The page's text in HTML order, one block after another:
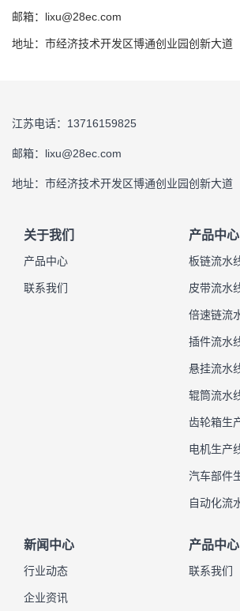
邮箱：lixu@28ec.com
地址：市经济技术开发区博通创业园创新大道
江苏电话：13716159825
邮箱：lixu@28ec.com
地址：市经济技术开发区博通创业园创新大道
关于我们
产品中心
联系我们
产品中心
板链流水
皮带流水
倍速链流
插件流水
悬挂流水
辊筒流水
齿轮箱生
电机生产
汽车部件
自动化流
新闻中心
行业动态
企业资讯
产品中心
联系我们